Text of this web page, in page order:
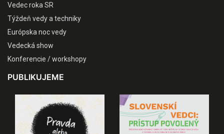
Vedec roka SR
Týždeň vedy a techniky
Európska noc vedy
Vedecká show
Konferencie / workshopy
PUBLIKUJEME